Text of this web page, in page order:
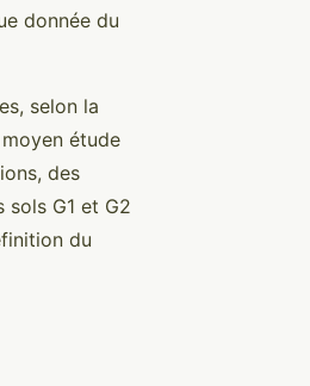
donnée du
selon la
étude
des
G1 et G2
du